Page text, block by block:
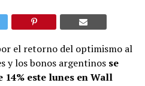
el retorno del optimismo al
y los bonos argentinos se
14% este lunes en Wall